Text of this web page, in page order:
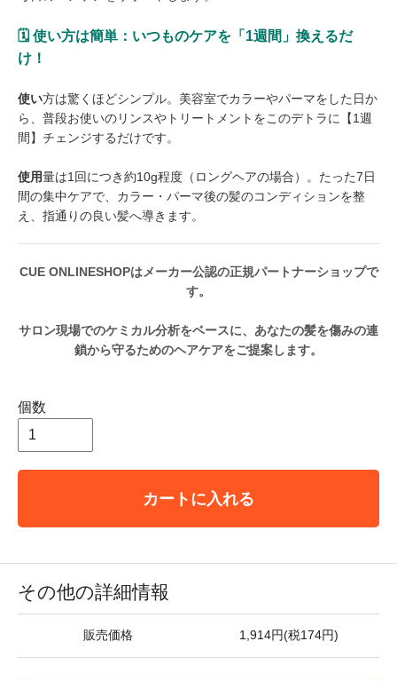
🗓️ 使い方は簡単：いつものケアを「1週間」換えるだ
け！
使い方は驚くほどシンプル。美容室でカラーやパーマをした日か
ら、普段お使いのリンスやトリートメントをこのデトラに【1週
間】チェンジするだけです。
使用量は1回につき約10g程度（ロングヘアの場合）。たった7日
間の集中ケアで、カラー・パーマ後の髪のコンディションを整
え、指通りの良い髪へ導きます。
CUE ONLINESHOPはメーカー公認の正規パートナーショップで
す。
サロン現場でのケミカル分析をベースに、あなたの髪を傷みの連
鎖から守るためのヘアケアをご提案します。
個数
カートに入れる
その他の詳細情報
販売価格 1,914円(税174円)